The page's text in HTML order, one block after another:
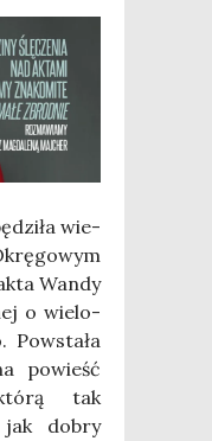
wie­
Wan­dy
o wie­lo­
Powsta­ła
powieść
tak
dobry